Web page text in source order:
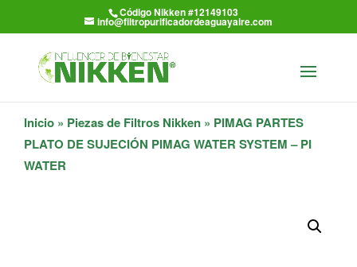
Código Nikken #12149103
info@filtropurificadordeaguayaire.com
Inicio » Piezas de Filtros Nikken » PIMAG PARTES
PLATO DE SUJECIÓN PIMAG WATER SYSTEM – PI
WATER